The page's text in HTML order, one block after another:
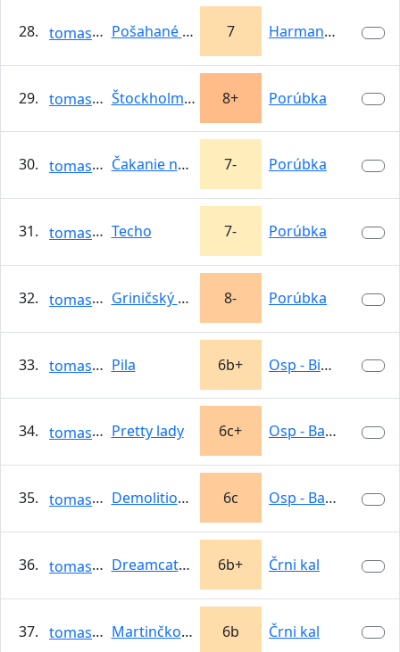
28. tomasso Pošahané švagriné 7 Harmanecká…
29. tomasso Štockholmský syndróm 8+ Porúbka
30. tomasso Čakanie na domiešavač 7- Porúbka
31. tomasso Techo 7- Porúbka
32. tomasso Griničský poludník 8- Porúbka
33. tomasso Pila 6b+ Osp - Big Wall
34. tomasso Pretty lady 6c+ Osp - Babna
35. tomasso Demolition party 6c Osp - Babna
36. tomasso Dreamcatcher 6b+ Črni kal
37. tomasso Martinčkov rep 6b Črni kal